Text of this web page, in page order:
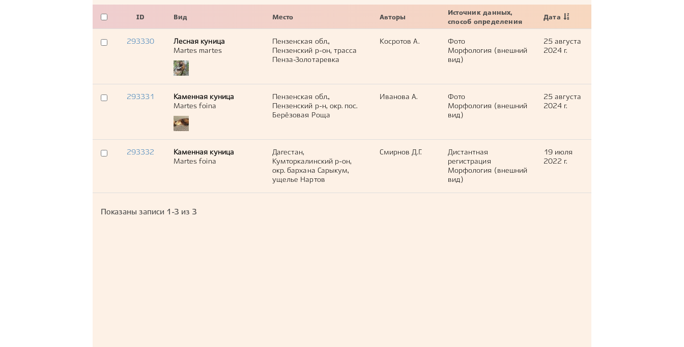
ID Вид Место Авторы
Источник данных,
способ определения
Дата
293330
Лесная куница
Martes martes
Пензенская обл.,
Пензенский р-он, трасса
Пенза-Золотаревка
Косротов А.
Фото
Морфология (внешний
вид)
25 августа
2024 г.
293331
Каменная куница
Martes foina
Пензенская обл.,
Пензенский р-н, окр. пос.
Берёзовая Роща
Иванова А.
Фото
Морфология (внешний
вид)
25 августа
2024 г.
293332
Каменная куница
Martes foina
Дагестан,
Кумторкалинский р-он,
окр. бархана Сарыкум,
ущелье Нартов
Смирнов Д.Г.
Дистантная
регистрация
Морфология (внешний
вид)
19 июля
2022 г.
Показаны записи 1-3 из 3